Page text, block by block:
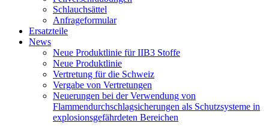
Schlauchsättel
Anfrageformular
Ersatzteile
News
Neue Produktlinie für IIB3 Stoffe
Neue Produktlinie
Vertretung für die Schweiz
Vergabe von Vertretungen
Neuerungen bei der Verwendung von
Flammendurchschlagsicherungen als Schutzsysteme in
explosionsgefährdeten Bereichen